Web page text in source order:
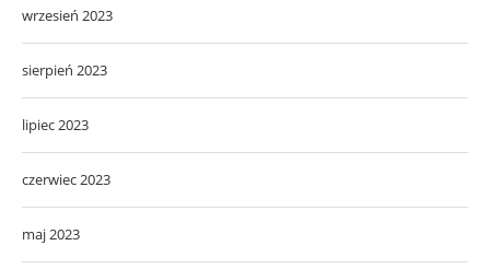
wrzesień 2023
sierpień 2023
lipiec 2023
czerwiec 2023
maj 2023